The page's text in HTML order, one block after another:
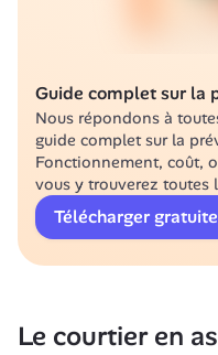
Guide complet sur la
Nous répondons à
guide complet sur la
Fonctionnement, coût,
vous y trouverez toutes
Télécharger
Le courtier en